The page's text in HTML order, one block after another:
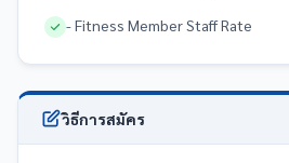
- Fitness Member Staff Rate
วิธีการสมัคร